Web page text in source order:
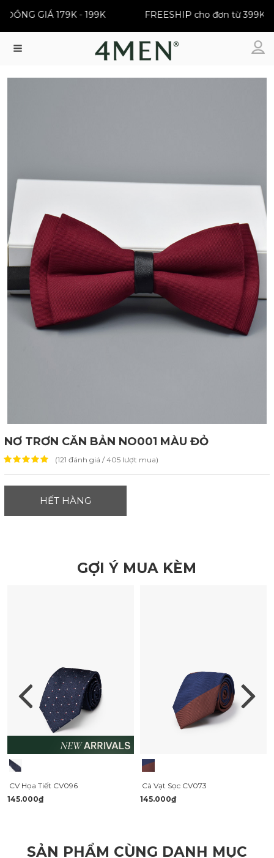
GIÁ 179K - 199K FREESHIP cho đơn từ 399K
NƠ TRƠN CĂN BẢN NO001 MÀU ĐỎ
(121 đánh giá / 405 lượt mua)
HẾT HÀNG
GỢI Ý MUA KÈM
CV Họa Tiết CV096
145.000₫
Cà Vạt Sọc CV073
145.000₫
SẢN PHẨM CÙNG DANH MỤC